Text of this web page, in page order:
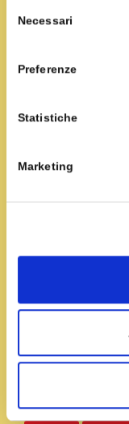
delNecessari
Preferenze
Statistiche
Marketing
Preparazione
Unisci al
zafferano
Con una
Fai riposare in
Farcisci le
Se vuoi
spolverare